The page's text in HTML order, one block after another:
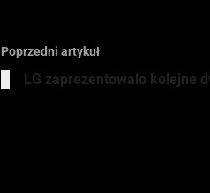
Poprzedni artykuł
LG zaprezentowalo kolejne